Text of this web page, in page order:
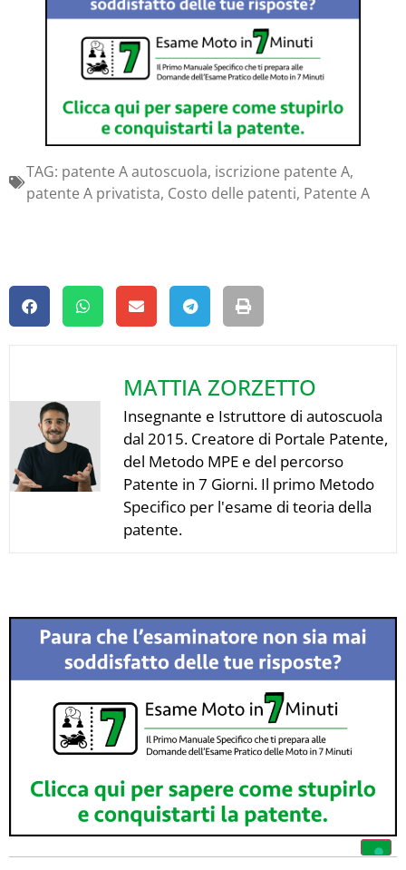
TAG: patente A autoscuola, iscrizione patente A,
patente A privatista, Costo delle patenti, Patente A
MATTIA ZORZETTO
Insegnante e Istruttore di autoscuola
dal 2015. Creatore di Portale Patente,
del Metodo MPE e del percorso
Patente in 7 Giorni. Il primo Metodo
Specifico per l'esame di teoria della
patente.